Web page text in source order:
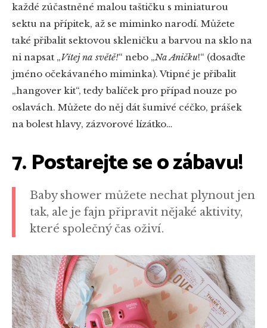
každé zúčastněné malou taštičku s miniaturou
sektu na přípitek, až se miminko narodí. Můžete
také přibalit sektovou skleničku a barvou na sklo na
ni napsat „Vítej na světě!“ nebo „Na Aničku!“ (dosaďte
jméno očekávaného miminka). Vtipné je přibalit
„hangover kit“, tedy balíček pro případ nouze po
oslavách. Můžete do něj dát šumivé céčko, prášek
na bolest hlavy, zázvorové lízátko…
7. Postarejte se o zábavu!
Baby shower můžete nechat plynout jen
tak, ale je fajn připravit nějaké aktivity,
které společný čas oživí.